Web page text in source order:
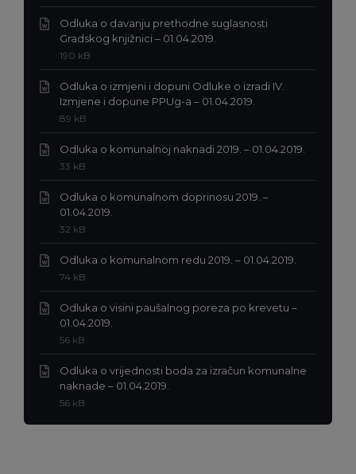
doc
datoteke:
Odluka o davanju prethodne suglasnosti
Gradskog knjižnici – 01.04.2019.
doc
Veličina
datoteke:
190 kB
Odluka o izmjeni i dopuni Odluke o izradi IV.
Izmjene i dopune PPUg-a – 01.04.2019.
doc
Veličina
datoteke:
89 kB
Odluka o komunalnoj naknadi 2019. – 01.04.2019.
docx
Veličina
datoteke:
33 kB
Odluka o komunalnom doprinosu 2019. –
01.04.2019.
docx
Veličina
datoteke:
32 kB
Odluka o komunalnom redu 2019. – 01.04.2019.
docx
Veličina
datoteke:
74 kB
Odluka o visini paušalnog poreza po krevetu –
01.04.2019.
docx
Veličina
datoteke:
56 kB
Odluka o vrijednosti boda za izračun komunalne
naknade – 01.04.2019.
Veličina
56 kB